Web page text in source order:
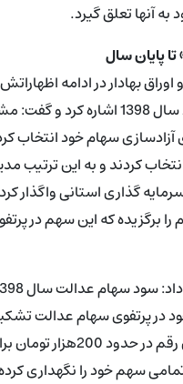
آنها تعلق گیرد.
پایان سال
بهادار در ادامه
عدالت و پرداخت سود سال 1398
سهام خود انتخاب
کردند و به این ترتیب
گذاری استانی واگذار
برگزیده که این سهم در
در پرتفوی سهام عدالت
حال تجمیع است. این رقم در
سهم خود را نگهداری